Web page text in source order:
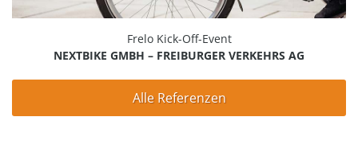
Frelo Kick-Off-Event
NEXTBIKE GMBH – FREIBURGER VERKEHRS AG
Alle Referenzen